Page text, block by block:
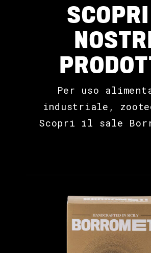
Per uso
industriale,
Scopri il sale